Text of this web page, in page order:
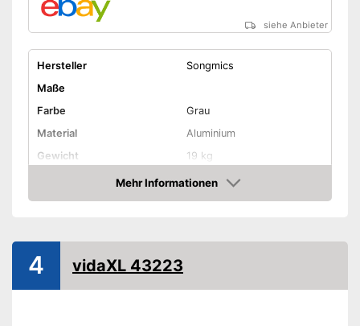
siehe Anbieter
Hersteller
Songmics
Maße
Farbe
Grau
Material
Aluminium
Gewicht
19 kg
UV-Schutz
Wasserabweisend
Witterungsbeständig
Mehr Informationen
Amazon
4 vidaXL 43223